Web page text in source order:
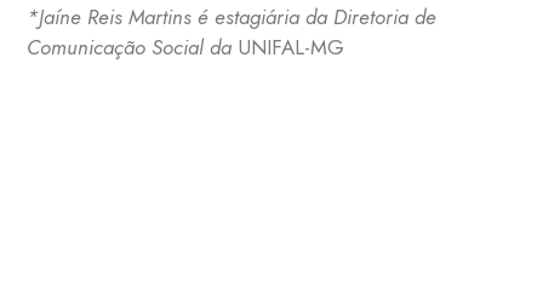
*Jaíne Reis Martins é estagiária da Diretoria de
Comunicação Social da UNIFAL-MG